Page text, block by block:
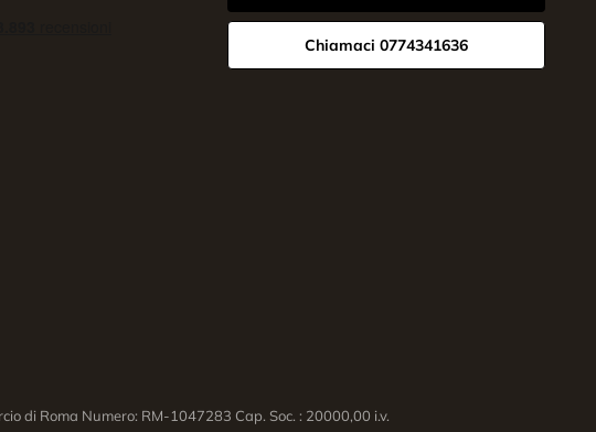
Chiamaci 0774341636
di Roma Numero: RM-1047283 Cap. Soc. : 20000,00 i.v.